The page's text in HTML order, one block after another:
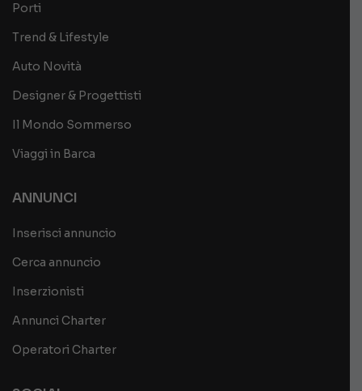
Porti
Trend & Lifestyle
Auto Novità
Designer & Progettisti
Il Mondo Sommerso
Viaggi in Barca
ANNUNCI
Inserisci annuncio
Cerca annuncio
Inserzionisti
Annunci Charter
Operatori Charter